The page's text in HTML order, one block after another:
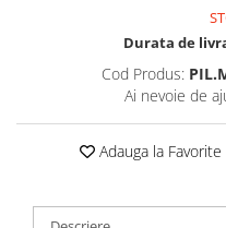
Tipul cearceafului de pat
Normal - fara elastic
Culoarea
Neagra
Durata de
Cod Produs:
Ai nevoie de
Adauga la Favorite